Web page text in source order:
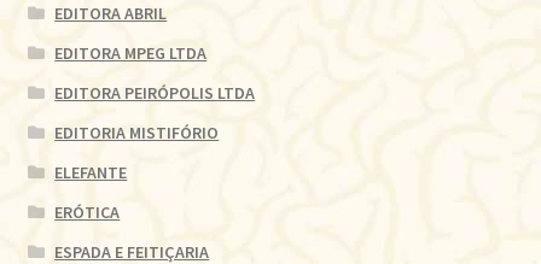
EDITORA ABRIL
EDITORA MPEG LTDA
EDITORA PEIRÓPOLIS LTDA
EDITORIA MISTIFÓRIO
ELEFANTE
ERÓTICA
ESPADA E FEITIÇARIA